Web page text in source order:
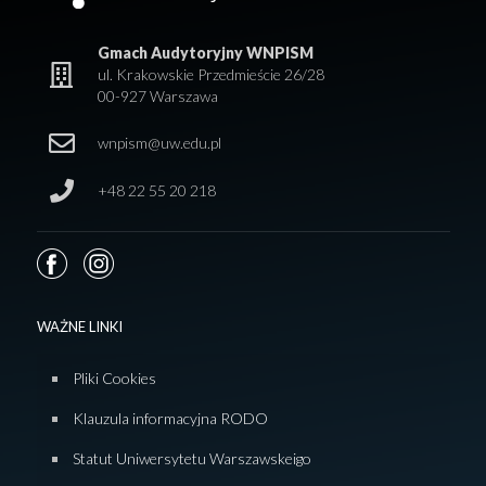
Gmach Audytoryjny WNPISM
ul. Krakowskie Przedmieście 26/28
00-927 Warszawa
wnpism@uw.edu.pl
+48 22 55 20 218
WAŻNE LINKI
Pliki Cookies
Klauzula informacyjna RODO
Statut Uniwersytetu Warszawskeigo